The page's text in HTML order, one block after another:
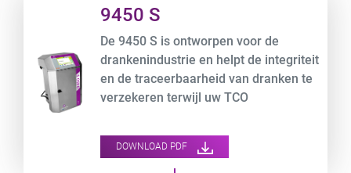
9450 S
De 9450 S is ontworpen voor de
drankenindustrie en helpt de integriteit
en de traceerbaarheid van dranken te
verzekeren terwijl uw TCO
DOWNLOAD PDF